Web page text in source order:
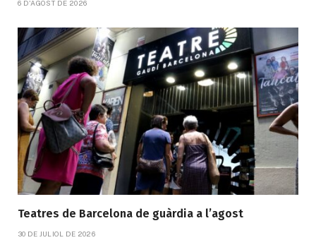
6 D'AGOST DE 2026
Teatres de Barcelona de guàrdia a l’agost
30 DE JULIOL DE 2026